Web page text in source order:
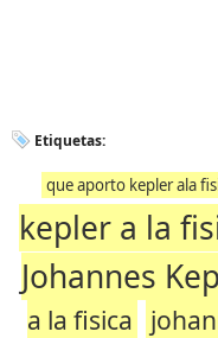
Etiquetas:
que aporto kepler ala
kepler a la
Johannes
a la fisica